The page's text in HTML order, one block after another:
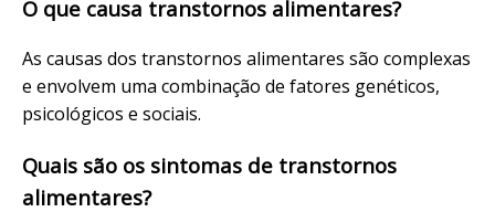
O que causa transtornos alimentares?
As causas dos transtornos alimentares são complexas
e envolvem uma combinação de fatores genéticos,
psicológicos e sociais.
Quais são os sintomas de transtornos
alimentares?